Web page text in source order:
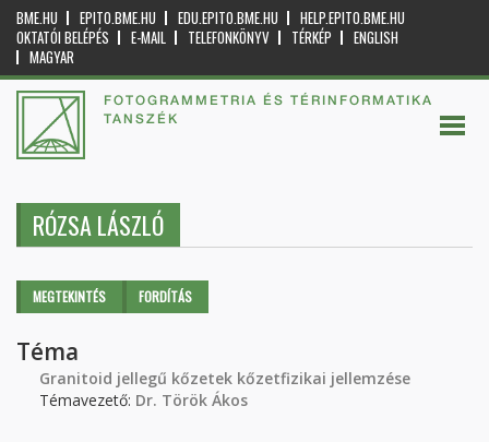
BME.HU EPITO.BME.HU EDU.EPITO.BME.HU
HELP.EPITO.BME.HU
OKTATÓI BELÉPÉS
E-MAIL TELEFONKÖNYV TÉRKÉP
ENGLISH
MAGYAR
FOTOGRAMMETRIA ÉS TÉRINFORMATIKA
TANSZÉK
RÓZSA LÁSZLÓ
Elsődleges fülek
MEGTEKINTÉS (AKTÍVFORDÍTÁS
Téma
Granitoid jellegű kőzetek kőzetfizikai jellemzése
Témavezető: Dr. Török Ákos